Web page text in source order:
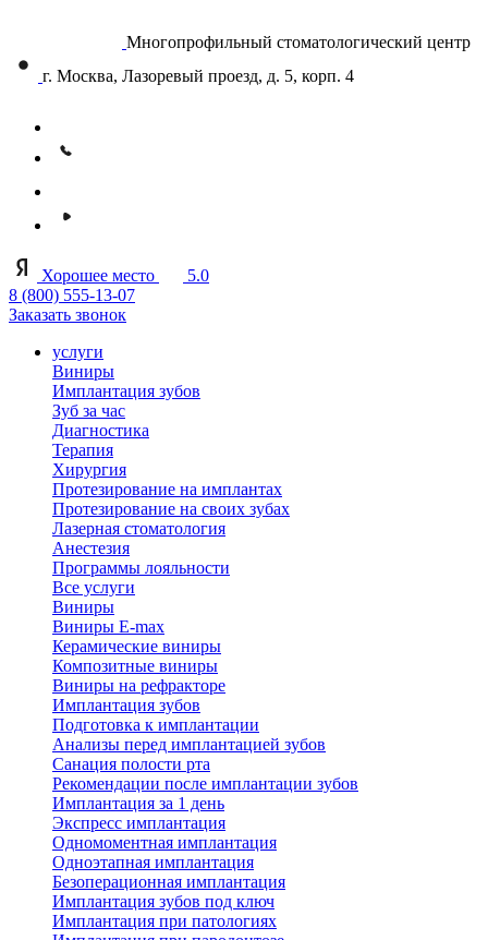
Многопрофильный стоматологический центр
г. Москва, Лазоревый проезд, д. 5, корп. 4
Хорошее место
5.0
8 (800) 555-13-07
Заказать звонок
услуги
Виниры
Имплантация зубов
Зуб за час
Диагностика
Терапия
Хирургия
Протезирование на имплантах
Протезирование на своих зубах
Лазерная стоматология
Анестезия
Программы лояльности
Все услуги
Виниры
Виниры E-max
Керамические виниры
Композитные виниры
Виниры на рефракторе
Имплантация зубов
Подготовка к имплантации
Анализы перед имплантацией зубов
Санация полости рта
Рекомендации после имплантации зубов
Имплантация за 1 день
Экспресс имплантация
Одномоментная имплантация
Одноэтапная имплантация
Безоперационная имплантация
Имплантация зубов под ключ
Имплантация при патологиях